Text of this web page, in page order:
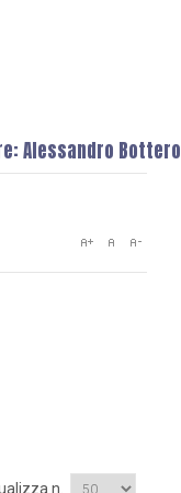
Alessandro Bottero
n.